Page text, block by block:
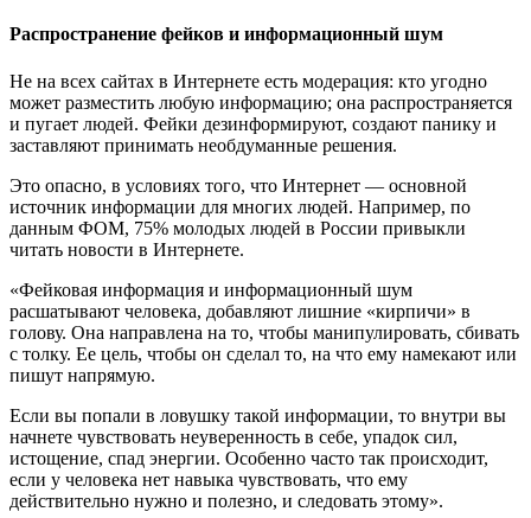
Распространение фейков и информационный шум
Не на всех сайтах в Интернете есть модерация: кто угодно
может разместить любую информацию; она распространяется
и пугает людей. Фейки дезинформируют, создают панику и
заставляют принимать необдуманные решения.
Это опасно, в условиях того, что Интернет — основной
источник информации для многих людей. Например, по
данным ФОМ, 75% молодых людей в России привыкли
читать новости в Интернете.
«Фейковая информация и информационный шум
расшатывают человека, добавляют лишние «кирпичи» в
голову. Она направлена на то, чтобы манипулировать, сбивать
с толку. Ее цель, чтобы он сделал то, на что ему намекают или
пишут напрямую.
Если вы попали в ловушку такой информации, то внутри вы
начнете чувствовать неуверенность в себе, упадок сил,
истощение, спад энергии. Особенно часто так происходит,
если у человека нет навыка чувствовать, что ему
действительно нужно и полезно, и следовать этому».